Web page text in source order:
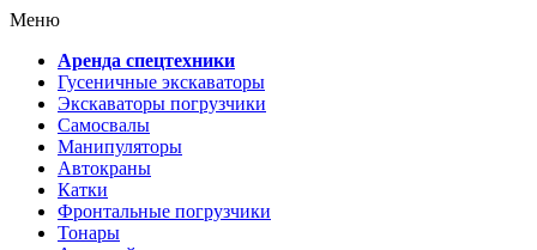
Меню
Аренда спецтехники
Гусеничные экскаваторы
Экскаваторы погрузчики
Самосвалы
Манипуляторы
Автокраны
Катки
Фронтальные погрузчики
Тонары